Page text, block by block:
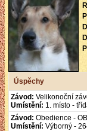
Úspěchy
Závod: Velikonoční
Umístění: 1. místo -
Závod: Obedience -
Umístění: Výborný -